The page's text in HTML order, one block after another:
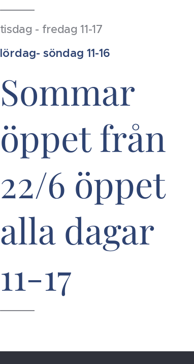
tisdag - fredag 11-17
lördag- söndag 11-16
Sommar
öppet från
22/6 öppet
alla dagar
11-17